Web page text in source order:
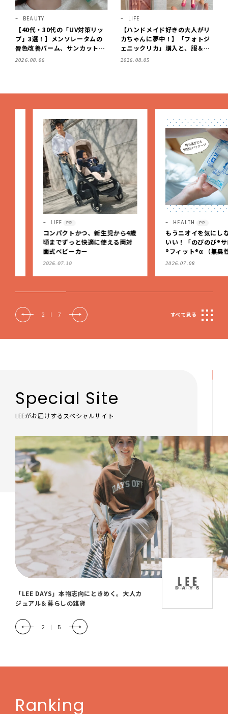
BEAUTY
【40代・30代の「UV対策リッ
プ」3選！】メンソレータムの
唇色改善バーム、サンカットな
どを「夏の紫外線対策」に愛用
2026.08.06
LIFE
【ハンドメイド好きの大人がリ
カちゃんに夢中！】「フォトジ
ェニックリカ」購入と、服＆ク
ローゼットの手づくり実例をご
2026.08.05
LIFE PR
コンパクトかつ、新生児から4歳
頃までずっと快適に使える両対
面式ベビーカー
2026.07.10
HEALTH PR
もうニオイを気にしなくっ
いい！「のびのび®サロン
®フィット®α （無臭性）」
肩こりや足腰のダルさを出
2026.07.08
2 | 7 すべて見る
Special Site
LEEがお届けするスペシャルサイト
「LEE DAYS」本物志向にときめく。大人カ
ジュアル＆暮らしの雑貨
2 | 5
Ranking